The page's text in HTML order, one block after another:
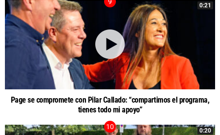
0:21
Page se compromete con Pilar Callado: “compartimos el programa,
tienes todo mi apoyo”
0:20